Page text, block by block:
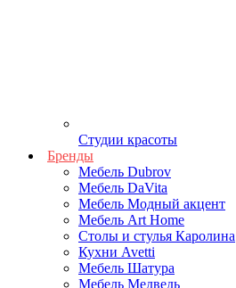
Студии красоты
Бренды
Мебель Dubrov
Мебель DaVita
Мебель Модный акцент
Мебель Art Home
Столы и стулья Каролина
Кухни Avetti
Мебель Шатура
Мебель Медведь